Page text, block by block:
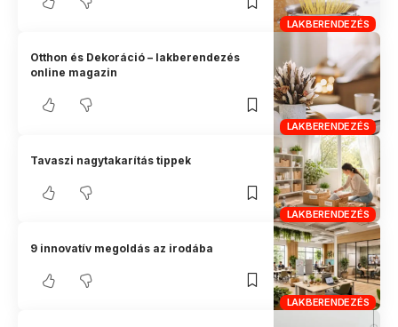
LAKBERENDEZÉS
LAKBERENDEZÉS
Otthon és Dekoráció – lakberendezés
online magazin
LAKBERENDEZÉS
Tavaszi nagytakarítás tippek
LAKBERENDEZÉS
9 innovatív megoldás az irodába